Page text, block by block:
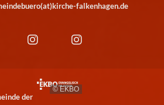
falkenhagen.de
der
© EKBO